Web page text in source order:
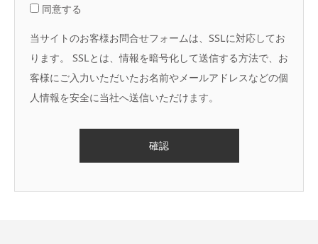
せん。
利用目的
弊社は、お客様情報の取扱いに関し、利用目的を特定
し、公表又はご本人へ通知します。取得したお客様情
第三者への提供
同意する
当サイトのお客様お問合せフォームは、SSLに対応してお
ります。 SSLとは、情報を暗号化して送信する方法で、お
客様にご入力いただいたお名前やメールアドレスなどの個
人情報を安全に当社へ送信いただけます。